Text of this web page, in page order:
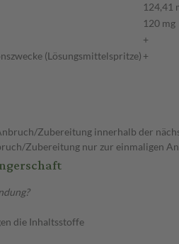
124,41
120 mg
+
(Lösungsmittelspritze) +
Zubereitung innerhalb der
Zubereitung nur zur einmaligen
die Inhaltsstoffe